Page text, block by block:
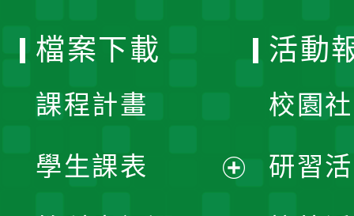
檔案下載
課程計畫
學生課表
活動
校園
研習